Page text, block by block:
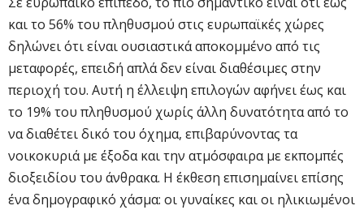
και το 56% του πληθυσμού στις ευρωπαϊκές χώρες
δηλώνει ότι είναι ουσιαστικά αποκομμένο από τις
μεταφορές, επειδή απλά δεν είναι διαθέσιμες στην
περιοχή του. Αυτή η έλλειψη επιλογών αφήνει έως και
το 19% του πληθυσμού χωρίς άλλη δυνατότητα από το
να διαθέτει δικό του όχημα, επιβαρύνοντας τα
νοικοκυριά με έξοδα και την ατμόσφαιρα με εκπομπές
διοξειδίου του άνθρακα. Η έκθεση επισημαίνει επίσης
ένα δημογραφικό χάσμα: οι γυναίκες και οι ηλικιωμένοι